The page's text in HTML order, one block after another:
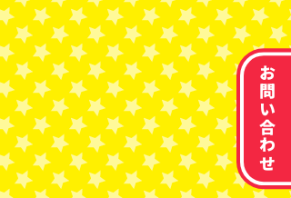
お問い合わせ